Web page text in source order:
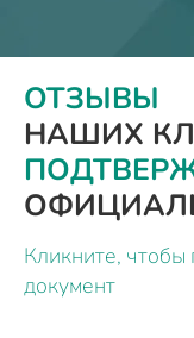
ОТЗЫВЫ
НАШИХ
Кликните, чтобы
документ